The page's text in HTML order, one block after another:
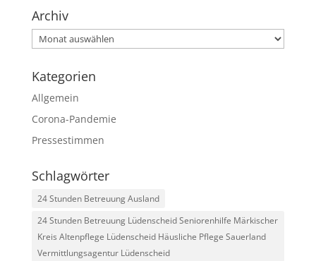
Archiv
Archiv
Kategorien
Allgemein
Corona-Pandemie
Pressestimmen
Schlagwörter
24 Stunden Betreuung Ausland
24 Stunden Betreuung Lüdenscheid Seniorenhilfe Märkischer
Kreis Altenpflege Lüdenscheid Häusliche Pflege Sauerland
Vermittlungsagentur Lüdenscheid